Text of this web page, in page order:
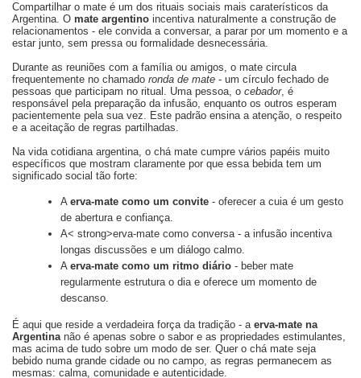
Compartilhar o mate é um dos rituais sociais mais caraterísticos da
Argentina. O mate argentino incentiva naturalmente a construção de
relacionamentos - ele convida a conversar, a parar por um momento e a
estar junto, sem pressa ou formalidade desnecessária.
Durante as reuniões com a família ou amigos, o mate circula
frequentemente no chamado ronda de mate - um círculo fechado de
pessoas que participam no ritual. Uma pessoa, o cebador, é
responsável pela preparação da infusão, enquanto os outros esperam
pacientemente pela sua vez. Este padrão ensina a atenção, o respeito
e a aceitação de regras partilhadas.
Na vida cotidiana argentina, o chá mate cumpre vários papéis muito
específicos que mostram claramente por que essa bebida tem um
significado social tão forte:
A erva-mate como um convite - oferecer a cuia é um gesto
de abertura e confiança.
A< strong>erva-mate como conversa - a infusão incentiva
longas discussões e um diálogo calmo.
A erva-mate como um ritmo diário - beber mate
regularmente estrutura o dia e oferece um momento de
descanso.
É aqui que reside a verdadeira força da tradição - a erva-mate na
Argentinanão é apenas sobre o sabor e as propriedades estimulantes,
mas acima de tudo sobre um modo de ser. Quer o chá mate seja
bebido numa grande cidade ou no campo, as regras permanecem as
mesmas: calma, comunidade e autenticidade.